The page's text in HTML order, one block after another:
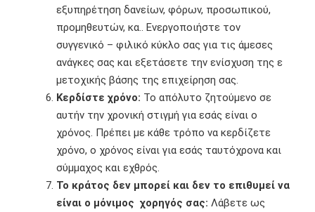
εξυπηρέτηση δανείων, φόρων, προσωπικού,
προμηθευτών, κα.. Ενεργοποιήστε τον
συγγενικό – φιλικό κύκλο σας για τις άμεσες
ανάγκες σας και εξετάσετε την ενίσχυση της ε
μετοχικής βάσης της επιχείρηση σας.
Κερδίστε χρόνο: Το απόλυτο ζητούμενο σε
αυτήν την χρονική στιγμή για εσάς είναι ο
χρόνος. Πρέπει με κάθε τρόπο να κερδίζετε
χρόνο, ο χρόνος είναι για εσάς ταυτόχρονα και
σύμμαχος και εχθρός.
Το κράτος δεν μπορεί και δεν το επιθυμεί να
είναι ο μόνιμος χορηγός σας: Λάβετε ως